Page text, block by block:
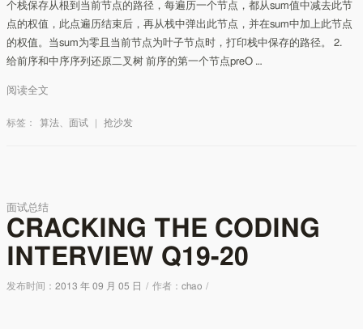
个栈保存从根到当前节点的路径，每遍历一个节点，都从sum值中减去此节
点的权值，此点遍历结束后，再从栈中弹出此节点，并在sum中加上此节点
的权值。当sum为零且当前节点为叶子节点时，打印栈中保存的路径。 2.
给前序和中序序列还原二叉树 前序的第一个节点preO …
阅读全文
标签： 算法 、面试 抢沙发
面试总结
CRACKING THE CODING
INTERVIEW Q19-20
发布时间：2013 年 09 月 05 日 / 作者：chao /